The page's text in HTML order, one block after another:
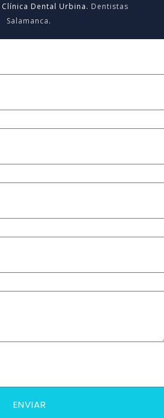
Dental Urbina. Dentistas
Salamanca.